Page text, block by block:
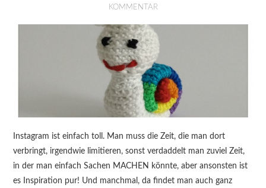
KOMMENTAR
Instagram ist einfach toll. Man muss die Zeit, die man dort
verbringt, irgendwie limitieren, sonst verdaddelt man zuviel Zeit,
in der man einfach Sachen MACHEN könnte, aber ansonsten ist
es Inspiration pur! Und manchmal, da findet man auch ganz